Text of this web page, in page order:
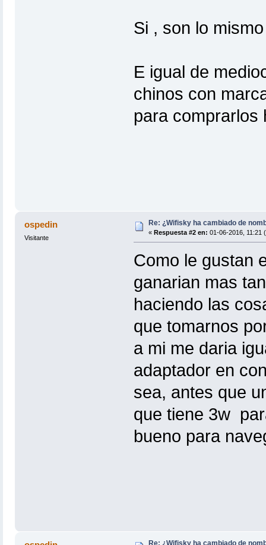
Si , son lo
E igual de
chinos con
para
ospedin
Visitante
Re: ¿Wifisky ha cambiado de
« Respuesta #2 en: 01-06-2016, 11:21
Como le gustan
ganarian mas
haciendo las
que tomarnos
a mi me daria
adaptador en
sea, antes que
que tiene 3w
bueno para